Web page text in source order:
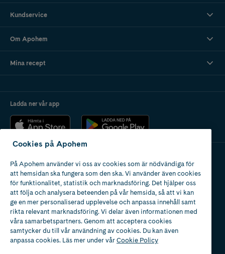
Kundservice
Om Apohem
Mina recept
Ladda ner vår app
Apotek med tillstånd
av Läkemedelsverket
2024
Cookies på Apohem
På Apohem använder vi oss av cookies som är nödvändiga för
att hemsidan ska fungera som den ska. Vi använder även cookies
för funktionalitet, statistik och marknadsföring. Det hjälper oss
att följa och analysera beteenden på vår hemsida, så att vi kan
ge en mer personaliserad upplevelse och anpassa innehåll samt
rikta relevant marknadsföring. Vi delar även informationen med
våra samarbetspartners. Genom att acceptera cookies
samtycker du till vår användning av cookies. Du kan även
anpassa cookies. Läs mer under vårCookie Policy